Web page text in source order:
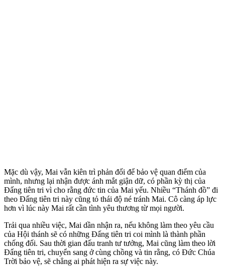
Mặc dù vậy, Mai vẫn kiên trì phản đối để bảo vệ quan điểm của
mình, nhưng lại nhận được ánh mắt giận dữ, có phần kỳ thị của
Đấng tiên tri vì cho rằng đức tin của Mai yếu. Nhiều “Thánh đồ” đi
theo Đấng tiên tri này cũng tỏ thái độ né tránh Mai. Cô càng áp lực
hơn vì lúc này Mai rất cần tình yêu thương từ mọi người.
Trải qua nhiều việc, Mai dần nhận ra, nếu không làm theo yêu cầu
của Hội thánh sẽ có những Đấng tiên tri coi mình là thành phần
chống đối. Sau thời gian đấu tranh tư tưởng, Mai cũng làm theo lời
Đấng tiên tri, chuyển sang ở cùng chồng và tin rằng, có Đức Chúa
Trời bảo vệ, sẽ chẳng ai phát hiện ra sự việc này.